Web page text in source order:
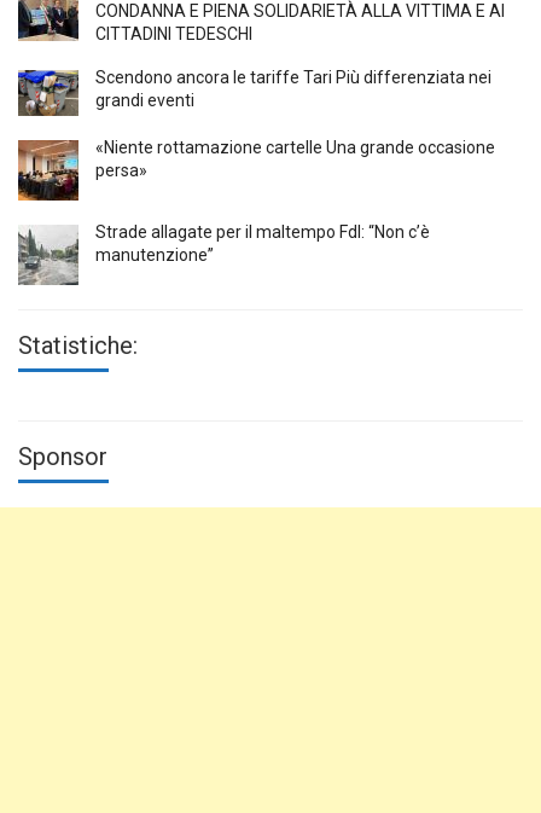
CONDANNA E PIENA SOLIDARIETÀ ALLA VITTIMA E AI
CITTADINI TEDESCHI
Scendono ancora le tariffe Tari Più differenziata nei
grandi eventi
«Niente rottamazione cartelle Una grande occasione
persa»
Strade allagate per il maltempo FdI: “Non c’è
manutenzione”
Statistiche:
Sponsor